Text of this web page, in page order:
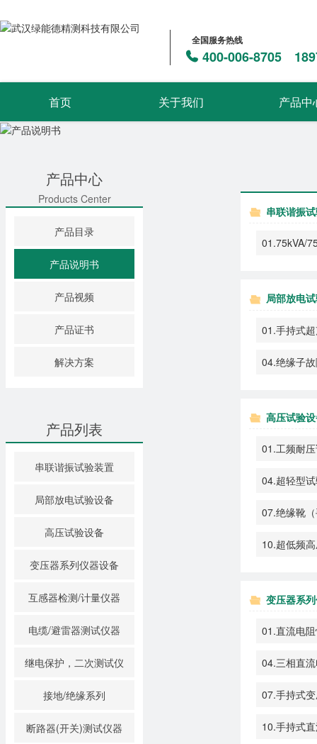
全国服务热线
400-006-8705
首页 关于我们 产品中
产品中心
Products Center
产品目录
产品说明书
产品视频
产品证书
解决方案
产品列表
串联谐振试验装置
局部放电试验设备
高压试验设备
变压器系列仪器设备
互感器检测/计量仪器
电缆/避雷器测试仪器
继电保护，二次测试仪
接地/绝缘系列
断路器(开关)测试仪器
串联谐振
01.75kVA/
局部放电
01.手持式
04.绝缘子
高压试验
01.工频耐
04.超轻型
07.绝缘靴
10.超低频
变压器系
01.直流电
04.三相直
07.手持式
10.手持式